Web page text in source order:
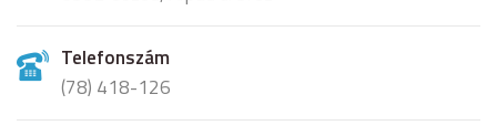
Telefonszám
(78) 418-126